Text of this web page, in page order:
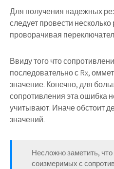
Для получения надежных
следует провести
проворачивая
Ввиду того что
последовательно с Rx,
значение. Конечно, для
сопротивления эта ошибка
учитывают. Иначе обстоит
значений.
Несложно заметить, что
соизмеримых с